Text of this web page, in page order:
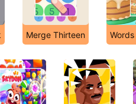
Merge Thirteen